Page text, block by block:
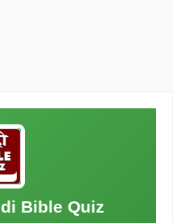
Bible Quiz